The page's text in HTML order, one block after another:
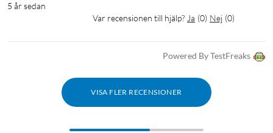
5 år sedan
Var recensionen till hjälp? Ja (0) Nej (0)
Powered By TestFreaks
VISA FLER RECENSIONER